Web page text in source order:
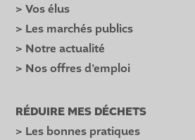
> Vos élus
> Les marchés publics
> Notre actualité
> Nos offres d’emploi
RÉDUIRE MES DÉCHETS
> Les bonnes pratiques